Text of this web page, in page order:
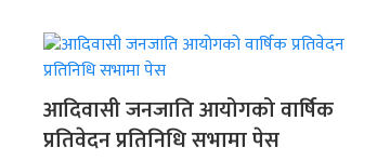
आदिवासी जनजाति आयोगको वार्षिक
प्रतिवेदन प्रतिनिधि सभामा पेस